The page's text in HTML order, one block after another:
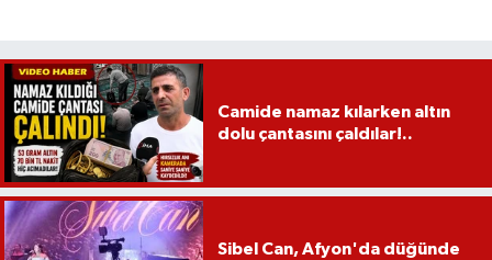
Camide namaz kılarken altın
dolu çantasını çaldılar!..
Sibel Can, Afyon'da düğünde